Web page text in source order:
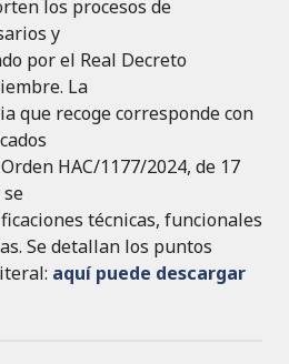
los procesos de
y
por el Real Decreto
La
que recoge corresponde con
HAC/1177/2024, de 17
técnicas, funcionales
Se detallan los puntos
aquí puede descargar